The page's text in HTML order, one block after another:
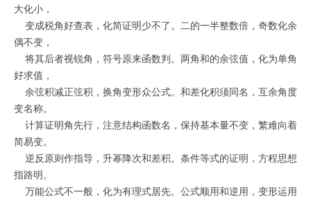
大化小，
变成税角好查表，化简证明少不了。二的一半整数倍，奇数化余
偶不变，
将其后者视锐角，符号原来函数判。两角和的余弦值，化为单角
好求值，
余弦积减正弦积，换角变形众公式。和差化积须同名，互余角度
变名称。
计算证明角先行，注意结构函数名，保持基本量不变，繁难向着
简易变。
逆反原则作指导，升幂降次和差积。条件等式的证明，方程思想
指路明。
万能公式不一般，化为有理式居先。公式顺用和逆用，变形运用